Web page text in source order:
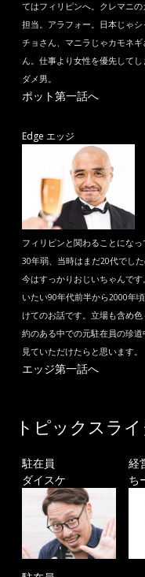
てはフィリピンへ。クレマニの
担当。アラフォー。日本じゃシ
チョさん、マニラじゃカモネギ
ん。仕事より女性を優先してし
ダメ男。
ポット第一話へ
Edge エッジ
フィリピンと関わることになっ
30年弱、当時はまだ20代でし
今はすっかりおじいちゃんです
いたい90年代前半から2000年
けてのお話です。立場も含め色
約のある中での元駐在員の珍道
見ていただけたらと思います。
エッジ第一話へ
トピックスラ
駐在員
ダイスケ
経
ち